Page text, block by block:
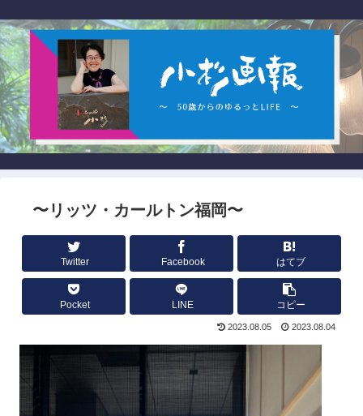
〜リッツ・カールトン福岡〜
Twitter Facebook はてブ
Pocket LINE コピー
2023.08.05 2023.08.04